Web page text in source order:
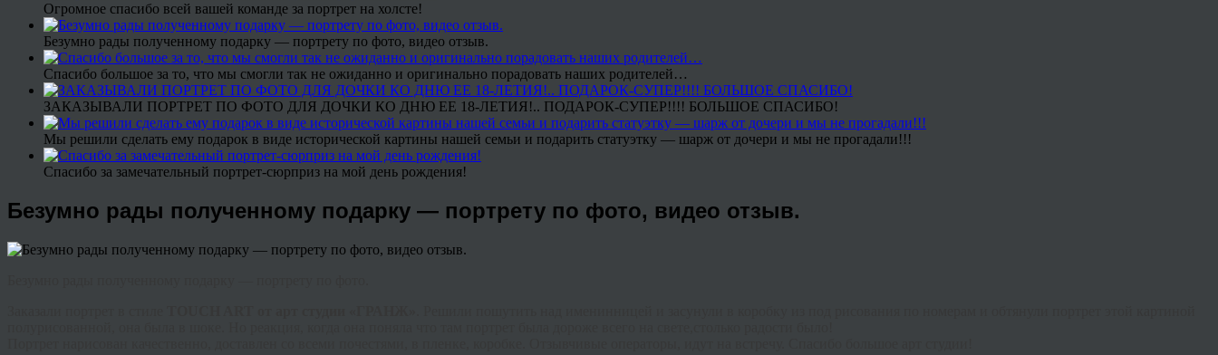
Огромное спасибо всей вашей команде за портрет на холсте!
Безумно рады полученному подарку — портрету по фото, видео отзыв.
Спасибо большое за то, что мы смогли так не ожиданно и оригинально порадовать наших родителей…
ЗАКАЗЫВАЛИ ПОРТРЕТ ПО ФОТО ДЛЯ ДОЧКИ КО ДНЮ ЕЕ 18-ЛЕТИЯ!.. ПОДАРОК-СУПЕР!!!! БОЛЬШОЕ СПАСИБО!
Мы решили сделать ему подарок в виде исторической картины нашей семьи и подарить статуэтку — шарж от дочери и мы не прогадали!!!
Спасибо за замечательный портрет-сюрприз на мой день рождения!
Безумно рады полученному подарку — портрету по фото, видео отзыв.